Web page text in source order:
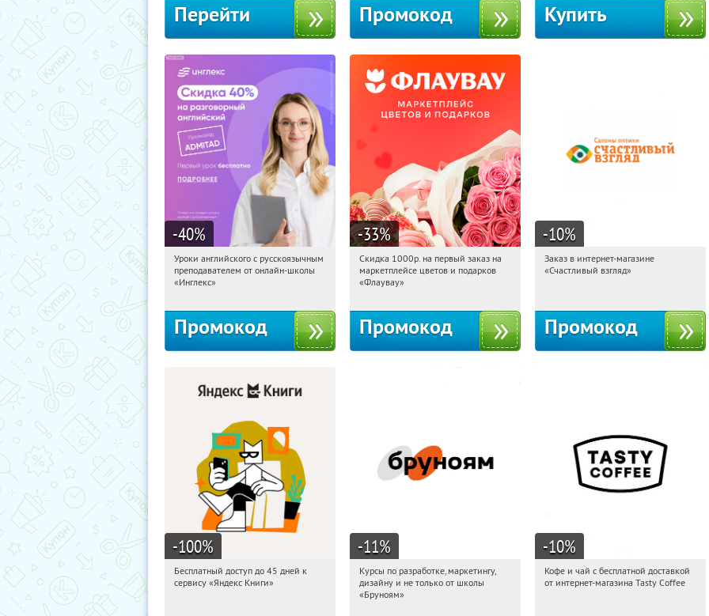
Перейти Промокод Купить
-40%
00:31:24
Получи первым!
Россия
Уроки английского с русскоязычным
преподавателем от онлайн-школы
«Инглекс»
Промокод
-33%
00:31:24 Получили:
Россия
Скидка 1000р. на первый заказ на
маркетплейсе цветов и подарков
«Флаувау»
Промокод
-10%
00:31:24
Получи первым!
Заказ в интернет-магазине
«Счастливый взгляд»
Промокод
-100%
00:31:24
Получи первым!
Бесплатный доступ до 45 дней к
сервису «Яндекс Книги»
-11%
00:31:24
Получи первым!
Россия
Курсы по разработке, маркетингу,
дизайну и не только от школы
«Бруноям»
-10%
00:31:24
Получи первым!
Кофе и чай с бесплатной доставкой
от интернет-магазина Tasty Coffee